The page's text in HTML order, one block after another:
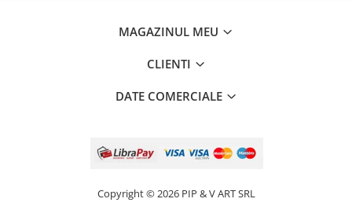
MAGAZINUL MEU
CLIENTI
DATE COMERCIALE
Copyright © 2026 PIP & V ART SRL